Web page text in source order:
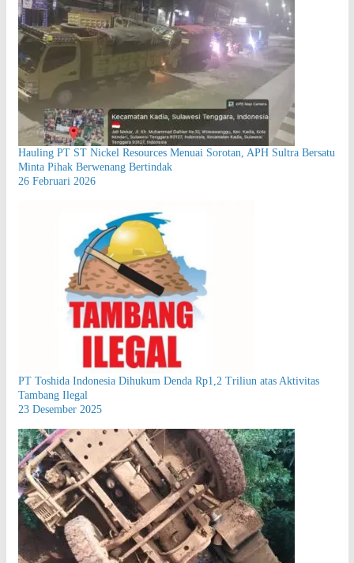
Hauling PT ST Nickel Resources Menuai Sorotan, APH Sultra Bersatu
Minta Pihak Berwenang Bertindak
26 Februari 2026
PT Toshida Indonesia Dihukum Denda Rp1,2 Triliun atas Aktivitas
Tambang Ilegal
23 Desember 2025